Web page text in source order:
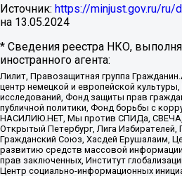
Источник: https://minjust.gov.ru/ru/
на 13.05.2024
* Сведения реестра НКО,
иностранного агента:
Лилит, Правозащитная группа
центр немецкой и европейской
исследований, Фонд защиты прав
публичной политики, Фонд борьбы с
НАСИЛИЮ.НЕТ, Мы против СПИДа, СВЕЧА,
Открытый Петербург, Лига Избирателей,
Гражданский Союз, Хасдей Ерушалаим,
развитию средств массовой
прав заключенных, Институт
Центр социально-информационных